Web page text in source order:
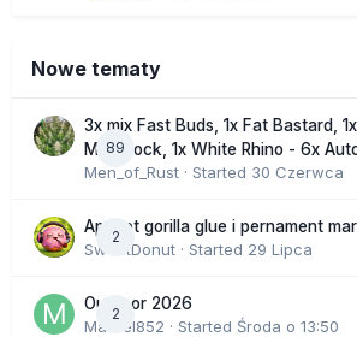
Nowe tematy
89
3x mix Fast Buds, 1x Fat Bastard,
Moonrock, 1x White Rhino - 6x
Men_of_Rust · Started 30 Czerwca
2
Apricot gorilla glue i pernament
SweetDonut · Started 29 Lipca
2
Outdoor 2026
Marcel852 · Started Środa o 13:50